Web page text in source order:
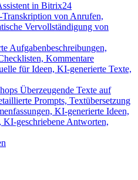
in Bitrix24
von Anrufen,
Vervollständigung von
Aufgabenbeschreibungen,
Kommentare
für Ideen, KI-generierte Texte,
Überzeugende Texte auf
Prompts, Textübersetzung
KI-generierte Ideen,
KI-geschriebene Antworten,